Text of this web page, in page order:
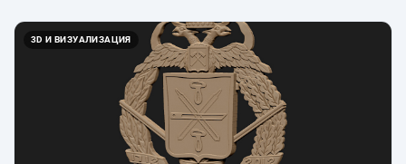
3D И ВИЗУАЛИЗАЦИЯ